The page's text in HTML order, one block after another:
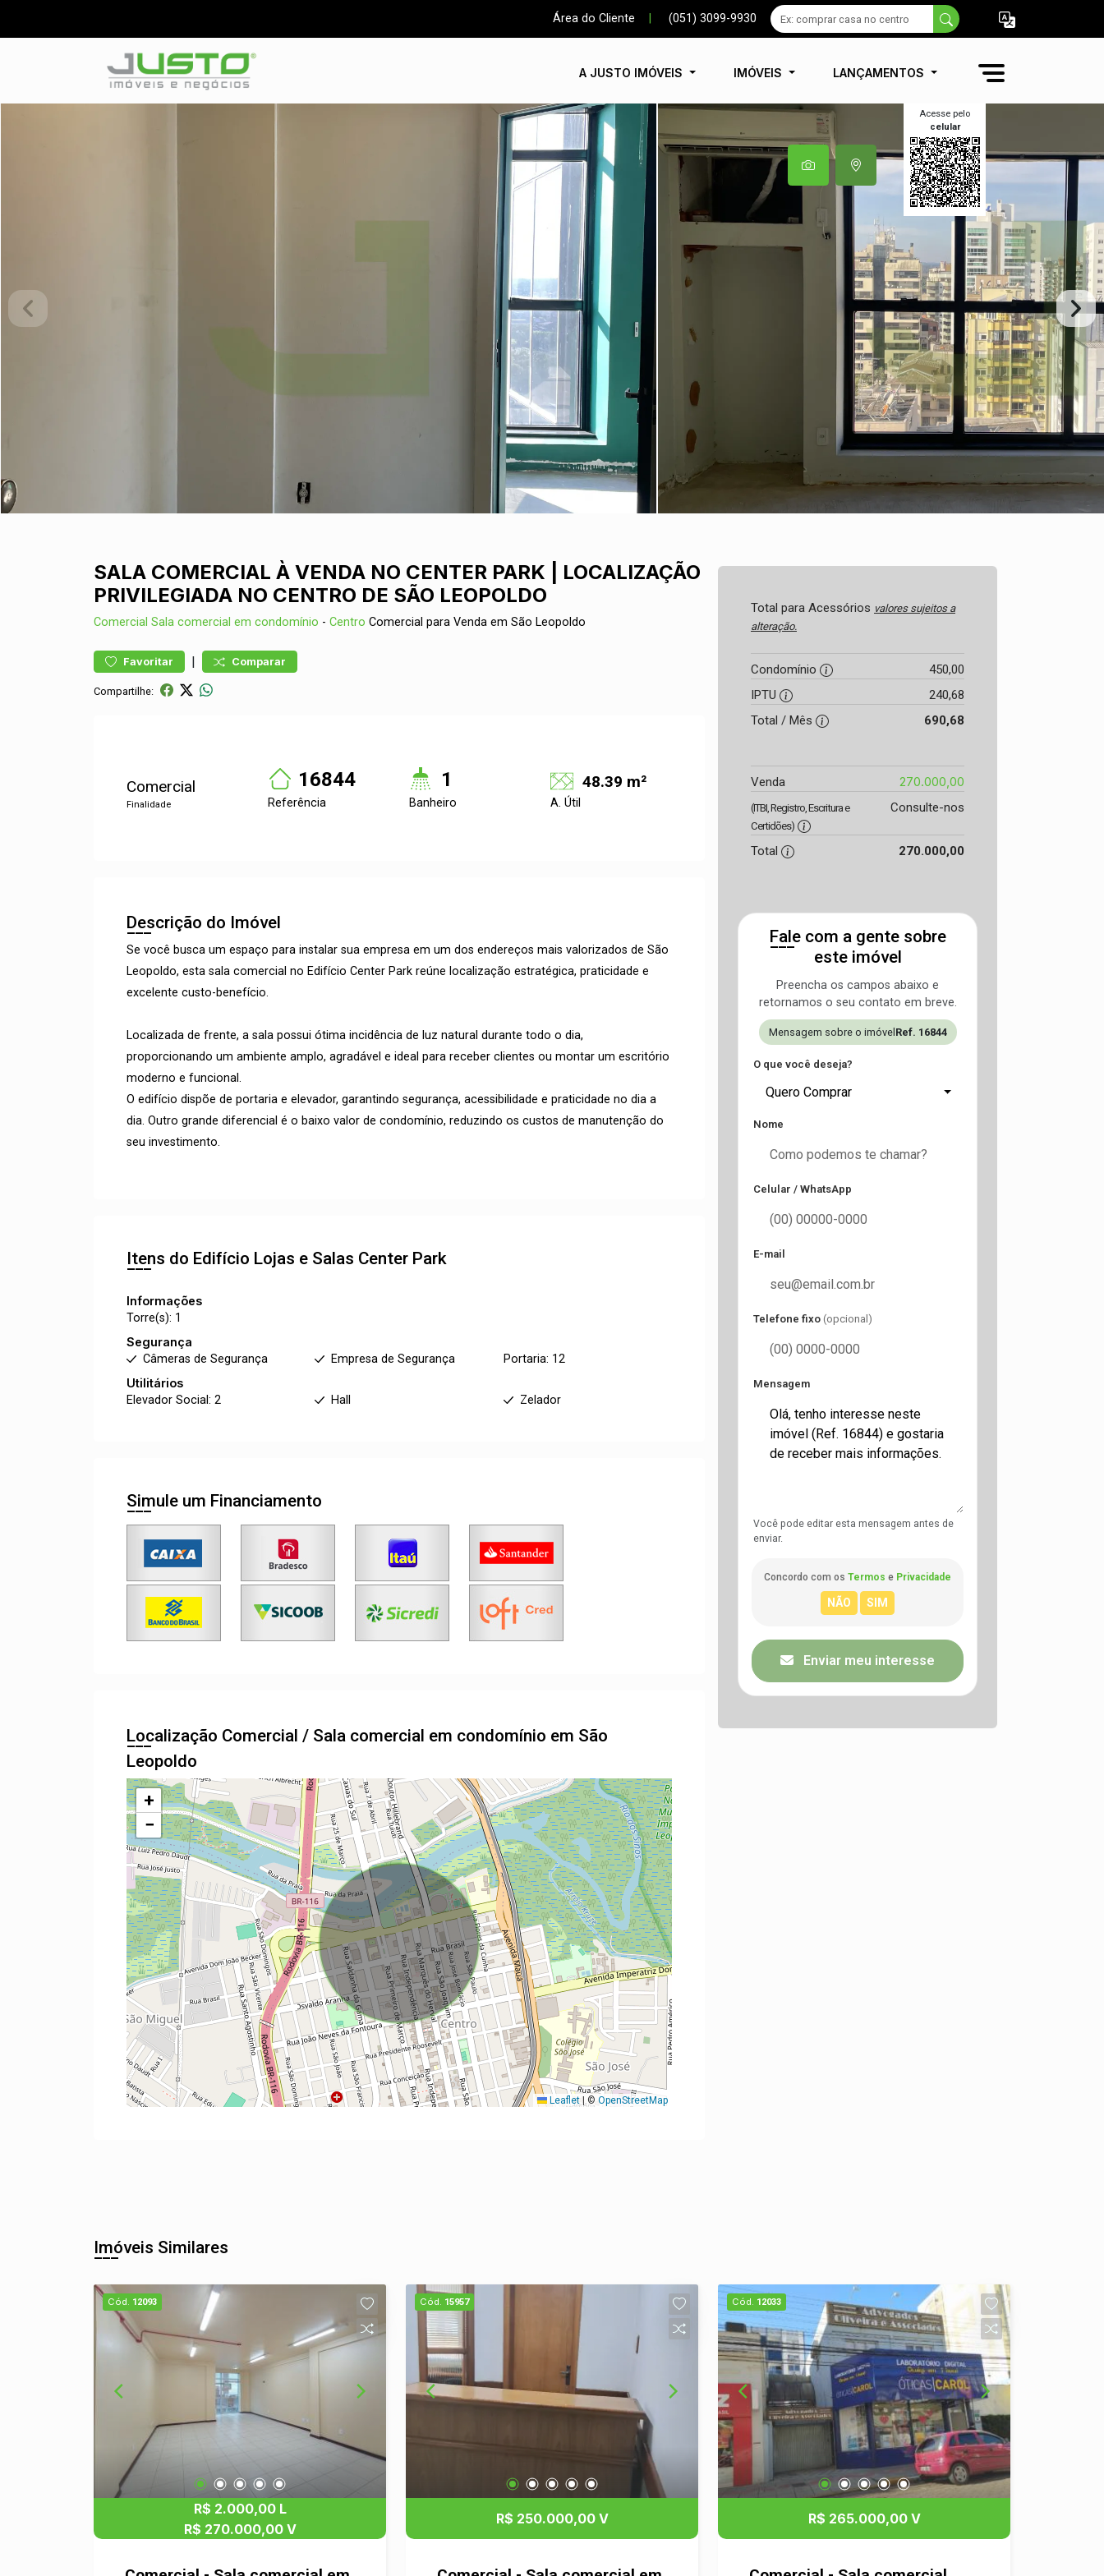
Área do Cliente (051) 3099-9930
A JUSTO IMÓVEIS IMÓVEIS LANÇAMENTOS
Acesse pelo
celular
SALA COMERCIAL À VENDA NO CENTER PARK | LOCALIZAÇÃO
PRIVILEGIADA NO CENTRO DE SÃO LEOPOLDO
Comercial Sala comercial em condomínio - Centro Comercial para Venda em São Leopoldo
Favoritar | Comparar
Compartilhe:
Comercial
Finalidade
16844
Referência
1
Banheiro
48.39 m²
A. Útil
Descrição do Imóvel
Se você busca um espaço para instalar sua empresa em um dos endereços mais valorizados de São
Leopoldo, esta sala comercial no Edifício Center Park reúne localização estratégica, praticidade e
excelente custo-benefício.
Localizada de frente, a sala possui ótima incidência de luz natural durante todo o dia,
proporcionando um ambiente amplo, agradável e ideal para receber clientes ou montar um escritório
moderno e funcional.
O edifício dispõe de portaria e elevador, garantindo segurança, acessibilidade e praticidade no dia a
dia. Outro grande diferencial é o baixo valor de condomínio, reduzindo os custos de manutenção do
seu investimento.
Itens do Edifício Lojas e Salas Center Park
Informações
Torre(s): 1
Segurança
Câmeras de Segurança
Empresa de Segurança
Portaria: 12
Utilitários
Elevador Social: 2
Hall Zelador
Simule um Financiamento
Localização Comercial / Sala comercial em condomínio em São
Leopoldo
+
−
Leaflet © OpenStreetMap
Total para Acessórios valores sujeitos a
alteração.
Condomínio
450,00
IPTU
240,68
Total / Mês
690,68
Venda 270.000,00
(ITBI, Registro, Escritura e
Certidões)
Consulte-nos
Total 270.000,00
Fale com a gente sobre
este imóvel
Preencha os campos abaixo e
retornamos o seu contato em breve.
Mensagem sobre o imóvel Ref. 16844
O que você deseja?
Quero Comprar
Nome
Celular / WhatsApp
E-mail
Telefone fixo (opcional)
Mensagem
Você pode editar esta mensagem antes de
enviar.
Concordo com os Termos e Privacidade
Enviar meu interesse
Imóveis Similares
Cód. 12093
R$ 2.000,00 L
R$ 270.000,00 V
Cód. 15957
R$ 250.000,00 V
Cód. 12033
R$ 265.000,00 V